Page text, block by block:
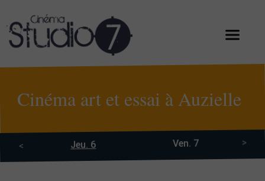
Cinéma art et essai à Auzielle
< Jeu. 6 Ven. 7 >